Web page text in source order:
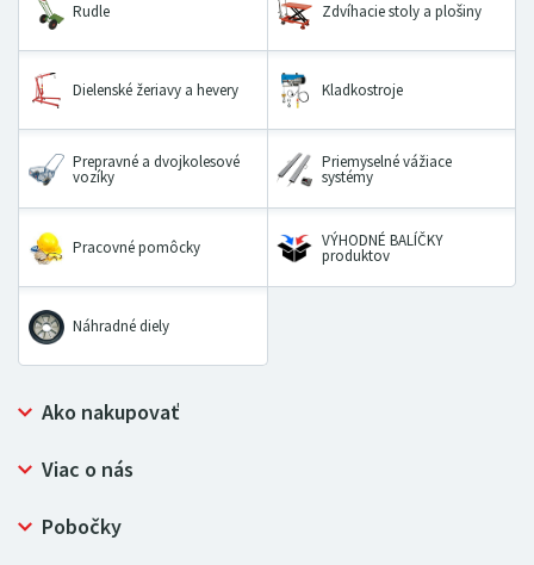
Rudle Zdvíhacie stoly a plošiny
Dielenské žeriavy a hevery Kladkostroje
Prepravné a dvojkolesové
vozíky
Priemyselné vážiace
systémy
Pracovné pomôcky VÝHODNÉ BALÍČKY
produktov
Náhradné diely
Ako nakupovať
Prečo nakupovať u LUGERO
Ochrana osobných údajov
Viac o nás
Bezpečný nákup
Certifikát NATUR-PACK
Pobočky